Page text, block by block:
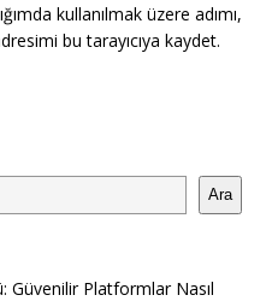
kullanılmak üzere adımı,
bu tarayıcıya kaydet.
Ara
Güvenilir Platformlar Nasıl